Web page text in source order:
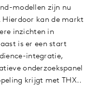
modellen zijn nu
Hierdoor kan de markt
inzichten in
is er een start
integratie,
onderzoekspanel
krijgt met THX..